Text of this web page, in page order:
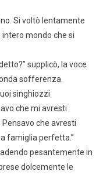
Si voltò lentamente
mondo che si
supplicò, la voce
sofferenza.
singhiozzi
che mi avresti
che avresti
famiglia perfetta.”
pesantemente in
dolcemente le